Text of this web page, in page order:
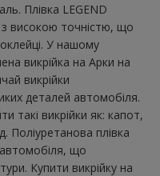
Плівка LEGEND
з високою точністю, що
У нашому
​​викрійка на Арки на
викрійки
деталей автомобіля.
такі викрійки як: капот,
Поліуретанова плівка
автомобіля, що
Купити викрійку на